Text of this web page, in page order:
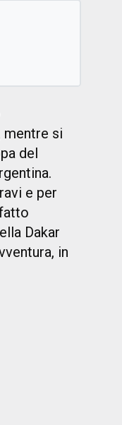
mentre si
del
e per
Dakar
in